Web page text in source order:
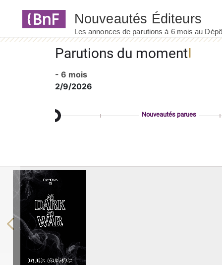
Parutions du moment
- 6 mois
2/9/2026
Nouveautés parues
Previous